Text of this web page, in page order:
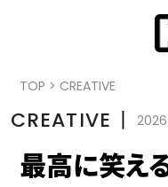
TOP > CREATIVE
CREATIVE 丨
最高に笑え